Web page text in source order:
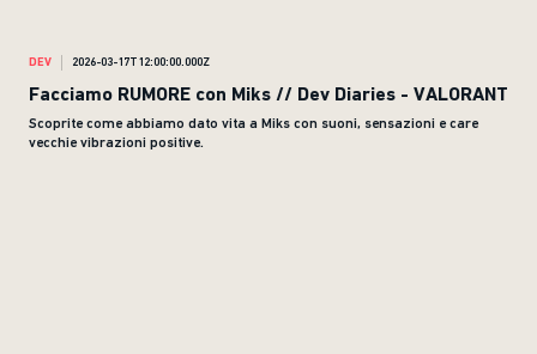
DEV 2026-03-17T12:00:00.000Z
Facciamo RUMORE con Miks // Dev Diaries - VALORANT
Scoprite come abbiamo dato vita a Miks con suoni, sensazioni e care
vecchie vibrazioni positive.